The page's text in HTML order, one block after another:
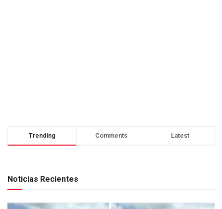
Trending Comments Latest
Noticias Recientes